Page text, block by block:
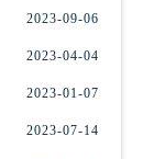
2023-09-06
2023-04-04
2023-01-07
2023-07-14